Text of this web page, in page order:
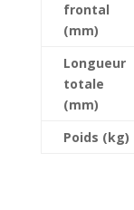
frontal
(mm)
Longueur
totale
(mm)
Poids (kg)